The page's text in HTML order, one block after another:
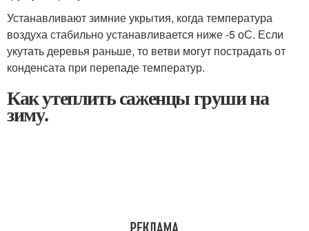
Устанавливают зимние укрытия, когда температура
воздуха стабильно устанавливается ниже -5 оС. Если
укутать деревья раньше, то ветви могут пострадать от
конденсата при перепаде температур.
Как утеплить саженцы груши на
зиму.